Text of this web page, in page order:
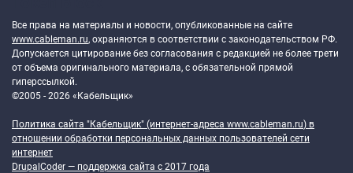
Все права на материалы и новости, опубликованные на сайте
www.cableman.ru, охраняются в соответствии с законодательством РФ.
Допускается цитирование без согласования с редакцией не более трети
от объема оригинального материала, с обязательной прямой
гиперссылкой.
©2005 - 2026 «Кабельщик»
Политика сайта "Кабельщик" (интернет-адреса www.cableman.ru) в
отношении обработки персональных данных пользователей сети
интернет
DrupalCoder — поддержка сайта c 2017 года